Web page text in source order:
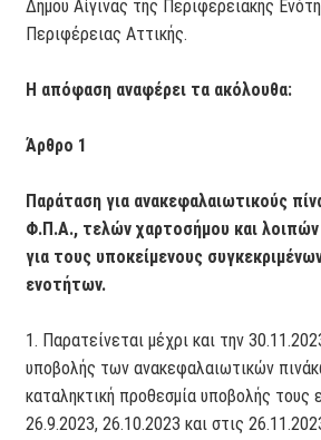
Δήμου Αίγινας της Περιφερειακής
Περιφέρειας Αττικής.
Η απόφαση αναφέρει τα ακόλουθα:
Άρθρο 1
Παράταση για ανακεφαλαιωτικούς
Φ.Π.Α., τελών χαρτοσήμου και
για τους υποκείμενους
ενοτήτων.
1. Παρατείνεται μέχρι και την
υποβολής των ανακεφαλαιωτικών
καταληκτική προθεσμία υποβολής τους
26.9.2023, 26.10.2023 και στις